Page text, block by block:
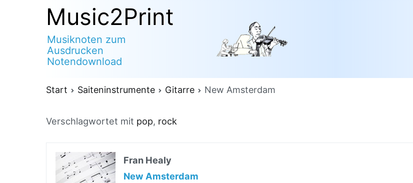
Music2Print
Musiknoten zum
Ausdrucken
Notendownload
Start Saiteninstrumente Gitarre New Amsterdam
Verschlagwortet mit pop, rock
Fran Healy
New Amsterdam